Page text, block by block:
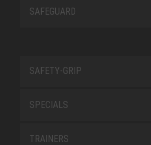
SAFEGUARD
SAFETY-GRIP
SPECIALS
TRAINERS